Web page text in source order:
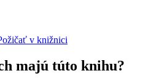
v knižnici
majú túto knihu?